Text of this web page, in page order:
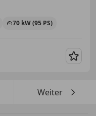
70 kW (95 PS)
Weiter